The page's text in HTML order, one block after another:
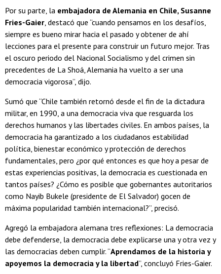
Por su parte, la embajadora de Alemania en Chile, Susanne
Fries-Gaier, destacó que “cuando pensamos en los desafíos,
siempre es bueno mirar hacia el pasado y obtener de ahí
lecciones para el presente para construir un futuro mejor. Tras
el oscuro periodo del Nacional Socialismo y del crimen sin
precedentes de La Shoá, Alemania ha vuelto a ser una
democracia vigorosa”, dijo.
Sumó que “Chile también retornó desde el fin de la dictadura
militar, en 1990, a una democracia viva que resguarda los
derechos humanos y las libertades civiles. En ambos países, la
democracia ha garantizado a los ciudadanos estabilidad
política, bienestar económico y protección de derechos
fundamentales, pero ¿por qué entonces es que hoy a pesar de
estas experiencias positivas, la democracia es cuestionada en
tantos países? ¿Cómo es posible que gobernantes autoritarios
como Nayib Bukele (presidente de El Salvador) gocen de
máxima popularidad también internacional?”, precisó.
Agregó la embajadora alemana tres reflexiones: La democracia
debe defenderse, la democracia debe explicarse una y otra vez y
las democracias deben cumplir. “Aprendamos de la historia y
apoyemos la democracia y la libertad”, concluyó Fries-Gaier.